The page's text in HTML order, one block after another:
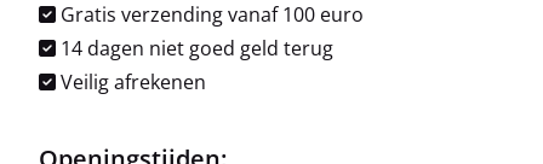
Gratis verzending vanaf 100 euro
14 dagen niet goed geld terug
Veilig afrekenen